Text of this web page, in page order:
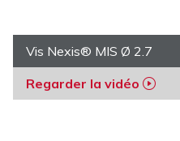
Vis Nexis® MIS Ø 2.7
Regarder la vidéo